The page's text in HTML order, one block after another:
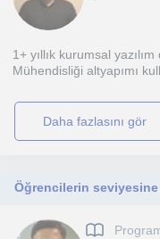
1+ yıllık kurumsal
Mühendisliği altyapımı
daha fazlasını gör